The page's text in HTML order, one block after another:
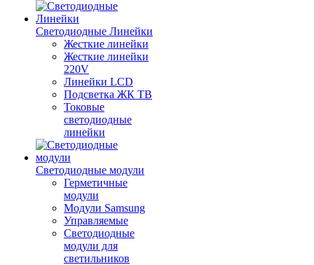
Светодиодные Линейки
Жесткие линейки
Жесткие линейки
220V
Линейки LCD
Подсветка ЖК ТВ
Токовые
светодиодные
линейки
Светодиодные модули
Герметичные
модули
Модули Samsung
Управляемые
Светодиодные
модули для
светильников